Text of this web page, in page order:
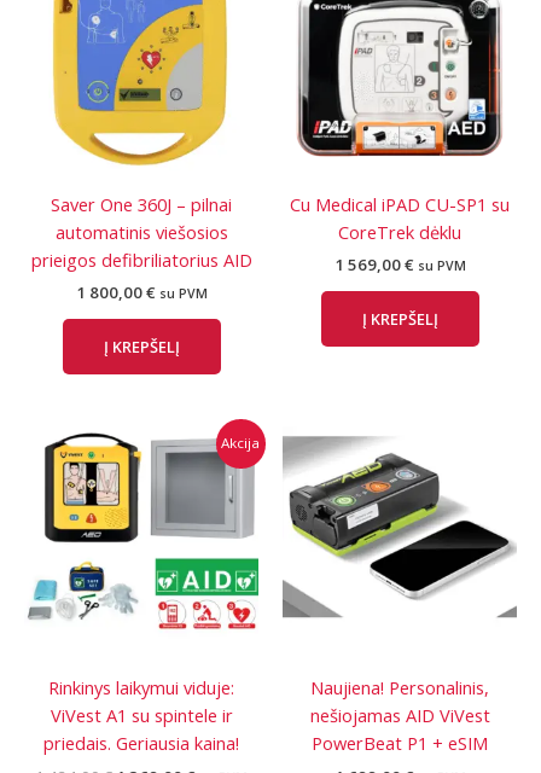
Saver One 360J – pilnai
automatinis viešosios
prieigos defibriliatorius AID
1 800,00€ su PVM
Į KREPŠELĮ
Cu Medical iPAD CU-SP1 su
CoreTrek dėklu
1 569,00€ su PVM
Į KREPŠELĮ
Akcija
Rinkinys laikymui viduje:
ViVest A1 su spintele ir
priedais. Geriausia kaina!
Naujiena! Personalinis,
nešiojamas AID ViVest
PowerBeat P1 + eSIM